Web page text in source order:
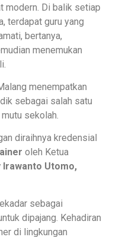
modern. Di balik setiap
terdapat guru yang
bertanya,
menemukan
menempatkan
sebagai salah satu
sekolah.
diraihnya kredensial
oleh Ketua
Irawanto Utomo,
sebagai
dipajang. Kehadiran
di lingkungan